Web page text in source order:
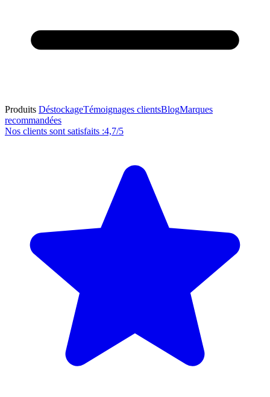
Produits DéstockageTémoignages clientsBlogMarques
recommandées
Nos clients sont satisfaits :4,7/5